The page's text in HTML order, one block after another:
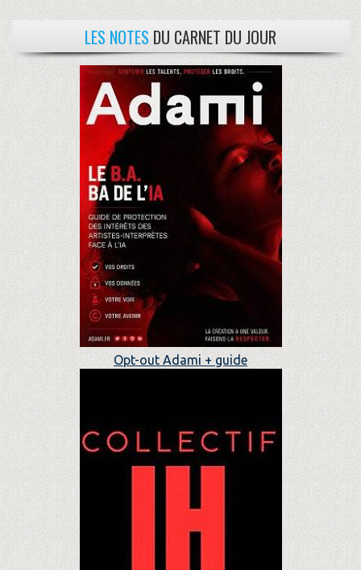
LES NOTES DU CARNET DU JOUR
Opt-out Adami + guide